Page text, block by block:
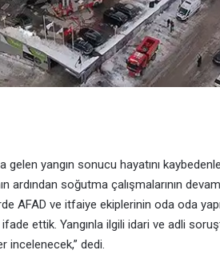
yangın sonucu hayatını
ardından soğutma çalışmalarının
AFAD ve itfaiye ekiplerinin oda oda
ettik. Yangınla ilgili idari ve adli
incelenecek,” dedi.